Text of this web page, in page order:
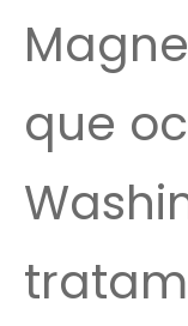
que